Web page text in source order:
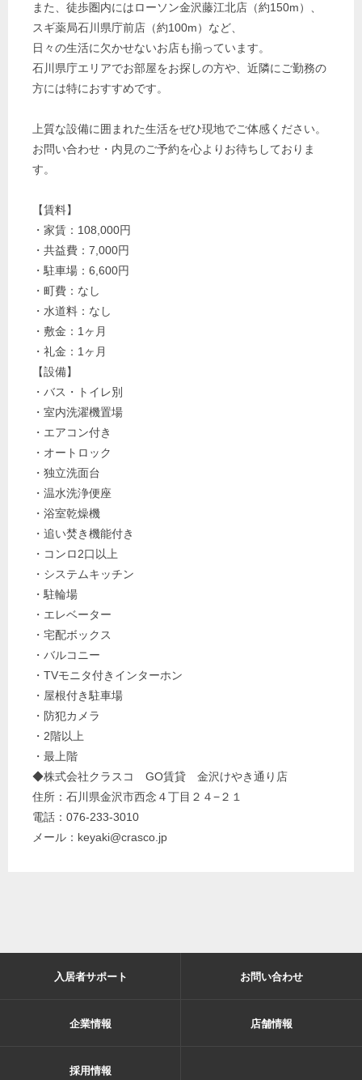
また、徒歩圏内にはローソン金沢藤江北店（約150m）、
スギ薬局石川県庁前店（約100m）など、
日々の生活に欠かせないお店も揃っています。
石川県庁エリアでお部屋をお探しの方や、近隣にご勤務の
方には特におすすめです。
上質な設備に囲まれた生活をぜひ現地でご体感ください。
お問い合わせ・内見のご予約を心よりお待ちしておりま
す。
【賃料】
・家賃：108,000円
・共益費：7,000円
・駐車場：6,600円
・町費：なし
・水道料：なし
・敷金：1ヶ月
・礼金：1ヶ月
【設備】
・バス・トイレ別
・室内洗濯機置場
・エアコン付き
・オートロック
・独立洗面台
・温水洗浄便座
・浴室乾燥機
・追い焚き機能付き
・コンロ2口以上
・システムキッチン
・駐輪場
・エレベーター
・宅配ボックス
・バルコニー
・TVモニタ付きインターホン
・屋根付き駐車場
・防犯カメラ
・2階以上
・最上階
◆株式会社クラスコ GO賃貸 金沢けやき通り店
住所：石川県金沢市西念４丁目２４−２１
電話：076-233-3010
メール：keyaki@crasco.jp
入居者サポート お問い合わせ
企業情報 店舗情報
採用情報